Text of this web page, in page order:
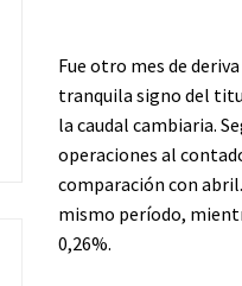
Fue otro mes de
tranquila signo del
la caudal cambiaria.
operaciones al
comparación con
mismo período,
0,26%.